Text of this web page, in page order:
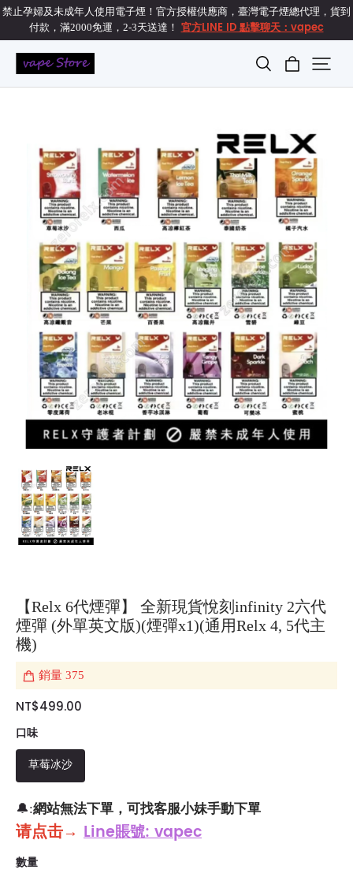
禁止孕婦及未成年人使用電子煙！官方授權供應商，臺灣電子煙總代理，貨到
付款，滿2000免運，2-3天送達！ 官方LINE ID 點擊聊天：vapec
【Relx 6代煙彈】 全新現貨悅刻infinity 2六代
煙彈 (外單英文版)(煙彈x1)(通用Relx 4, 5代主
機)
銷量 375
NT$499.00
口味
草莓冰沙
🔔:網站無法下單，可找客服小妹手動下單
请点击→ Line賬號: vapec
數量